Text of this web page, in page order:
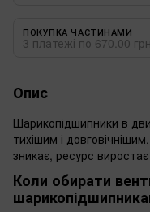
ПОКУПКА ЧАСТИНАМИ
3 платежі по 670.00 грн
Опис
Шарикопідшипники в
тихішим і
зникає, ресурс
Коли обирати